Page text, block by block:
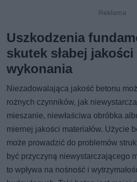
Uszkodzenia
skutek słabej
wykonania
Niezadowalająca jakość betonu
rożnych czynników, jak
mieszanie, niewłaściwa obróbka
miernej jakości materiałów. Użycie
może prowadzić do problemów
być przyczyną niewystarczającego
to wpływa na nośność i